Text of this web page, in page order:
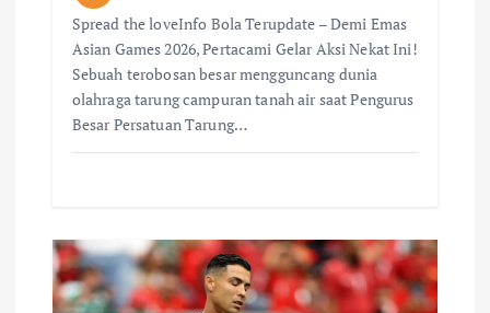
Spread the loveInfo Bola Terupdate – Demi Emas
Asian Games 2026, Pertacami Gelar Aksi Nekat Ini!
Sebuah terobosan besar mengguncang dunia
olahraga tarung campuran tanah air saat Pengurus
Besar Persatuan Tarung…